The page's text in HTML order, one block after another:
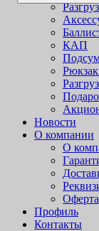
КАП
Новости
О компании
О
Оферта
Профиль
Контакты